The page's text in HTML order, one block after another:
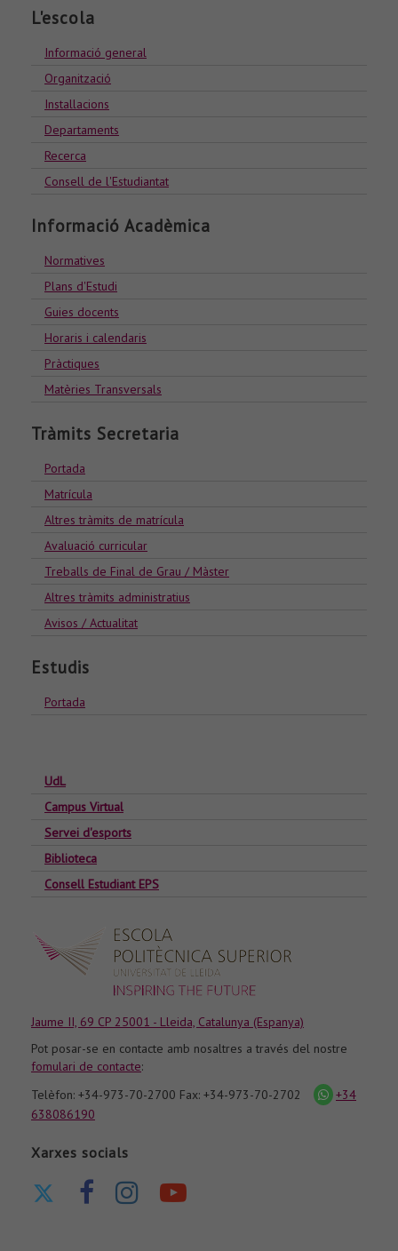
L'escola
Informació general
Organització
Installacions
Departaments
Recerca
Consell de l'Estudiantat
Informació Acadèmica
Normatives
Plans d'Estudi
Guies docents
Horaris i calendaris
Pràctiques
Matèries Transversals
Tràmits Secretaria
Portada
Matrícula
Altres tràmits de matrícula
Avaluació curricular
Treballs de Final de Grau / Màster
Altres tràmits administratius
Avisos / Actualitat
Estudis
Portada
UdL
Campus Virtual
Servei d'esports
Biblioteca
Consell Estudiant EPS
Jaume II, 69 CP 25001 - Lleida, Catalunya (Espanya)
Pot posar-se en contacte amb nosaltres a través del nostre
fomulari de contacte:
Telèfon: +34-973-70-2700 Fax: +34-973-70-2702
icona
whatsapp
+34
638086190
Xarxes socials
Nuestro